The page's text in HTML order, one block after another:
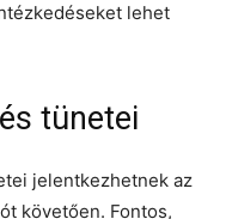
lehet
tünetei
jelentkezhetnek az
követően. Fontos,